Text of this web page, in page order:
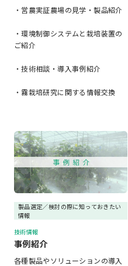
・営農実証農場の見学・製品紹介
・環境制御システムと栽培装置の
ご紹介
・技術相談・導入事例紹介
・霧栽培研究に関する情報交換
製品選定／検討の際に知っておきたい
情報
技術情報
事例紹介
各種製品やソリューションの導入